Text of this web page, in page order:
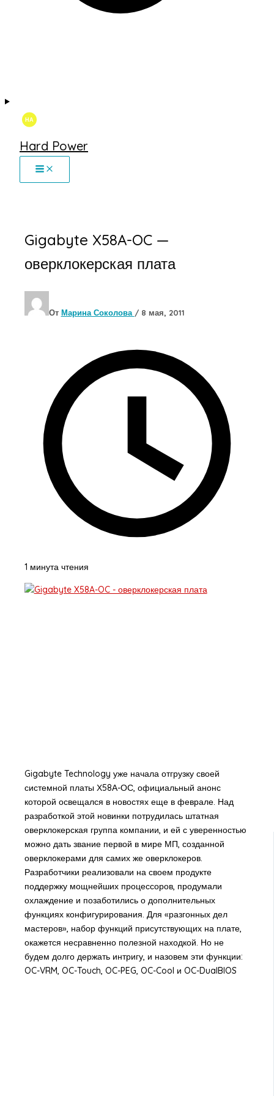
Hard Power
Gigabyte X58A-OC —
оверклокерская плата
От Марина Соколова / 8 мая, 2011
1 минута чтения
Gigabyte Technology уже начала отгрузку своей
системной платы Х58А-ОС, официальный анонс
которой освещался в новостях еще в феврале. Над
разработкой этой новинки потрудилась штатная
оверклокерская группа компании, и ей с уверенностью
можно дать звание первой в мире МП, созданной
оверклокерами для самих же оверклокеров.
Разработчики реализовали на своем продукте
поддержку мощнейших процессоров, продумали
охлаждение и позаботились о дополнительных
функциях конфигурирования. Для «разгонных дел
мастеров», набор функций присутствующих на плате,
окажется несравненно полезной находкой. Но не
будем долго держать интригу, и назовем эти функции:
OC-VRM, OC-Touch, OC-PEG, OC-Cool и OC-DualBIOS